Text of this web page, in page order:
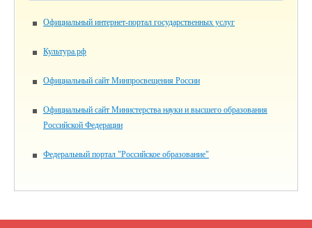
Официальный интернет-портал государственных услуг
Культура.рф
Официальный сайт Минпросвещения России
Официальный сайт Министерства науки и высшего образования
Российской Федерации
Федеральный портал "Российское образование"